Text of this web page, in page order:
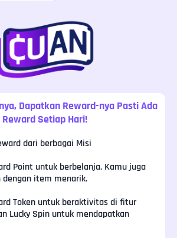
Dapatkan Reward-nya Pasti Ada
Reward Setiap Hari!
dari berbagai Misi
Point untuk berbelanja. Kamu juga
dengan item menarik.
Token untuk beraktivitas di fitur
Lucky Spin untuk mendapatkan